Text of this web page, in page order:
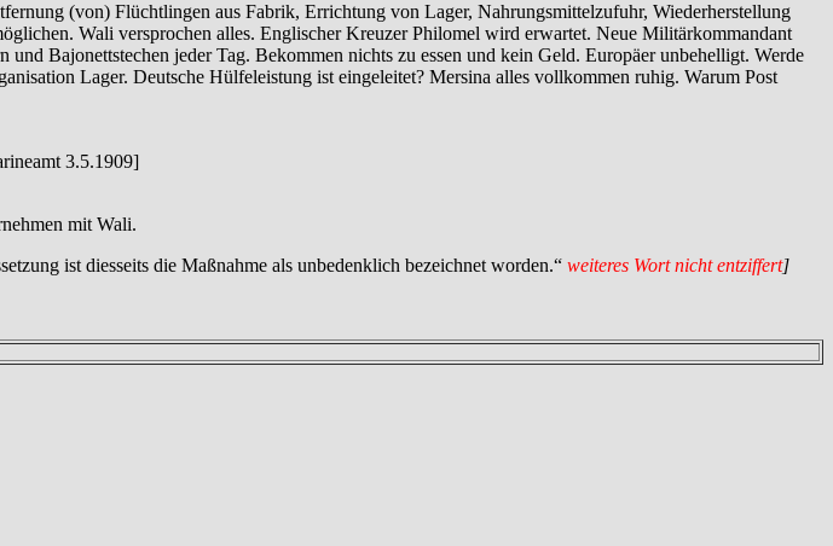
(von) Flüchtlingen aus Fabrik, Errichtung von Lager, Nahrungsmittelzufuhr, Wiederherstellung
Wali versprochen alles. Englischer Kreuzer Philomel wird erwartet. Neue Militärkommandant
Bajonettstechen jeder Tag. Bekommen nichts zu essen und kein Geld. Europäer unbehelligt. Werde
Lager. Deutsche Hülfeleistung ist eingeleitet? Mersina alles vollkommen ruhig. Warum Post
3.5.1909]
mit Wali.
ist diesseits die Maßnahme als unbedenklich bezeichnet worden.“ weiteres Wort nicht entziffert]